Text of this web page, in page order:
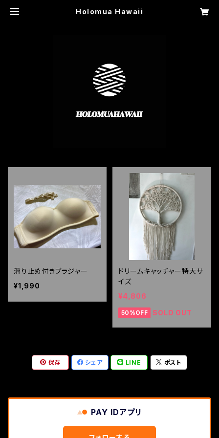
Holomua Hawaii
滑り止め付きブラジャー
¥1,990
ドリームキャッチャー特大サ
イズ
¥4,806
50%OFF SOLD OUT
保存 シェア LINE ポスト
PAY IDアプリ